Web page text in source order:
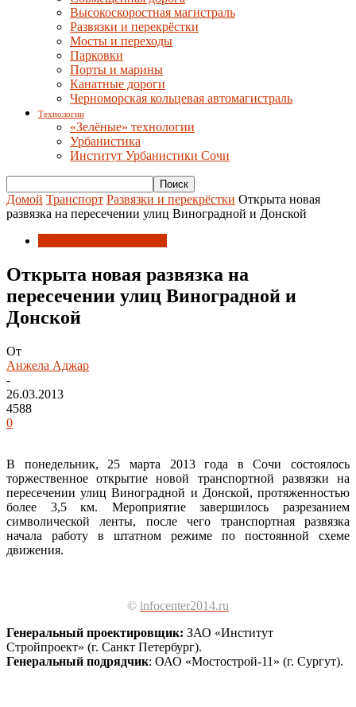
Высокоскоростная магистраль
Развязки и перекрёстки
Мосты и переходы
Парковки
Порты и марины
Канатные дороги
Черноморская кольцевая автомагистраль
Технологии
«Зелёные» технологии
Урбанистика
Институт Урбанистики Сочи
Домой Транспорт Развязки и перекрёстки Открыта новая
развязка на пересечении улиц Виноградной и Донской
Открыта новая развязка на
пересечении улиц Виноградной и
Донской
От
Анжела Аджар
-
26.03.2013
4588
0
В понедельник, 25 марта 2013 года в Сочи состоялось
торжественное открытие новой транспортной развязки на
пересечении улиц Виноградной и Донской, протяженностью
более 3,5 км. Мероприятие завершилось разрезанием
символической ленты, после чего транспортная развязка
начала работу в штатном режиме по постоянной схеме
движения.
© infocenter2014.ru
Генеральный проектировщик: ЗАО «Институт
Стройпроект» (г. Санкт Петербург).
Генеральный подрядчик: ОАО «Мостострой-11» (г. Сургут).